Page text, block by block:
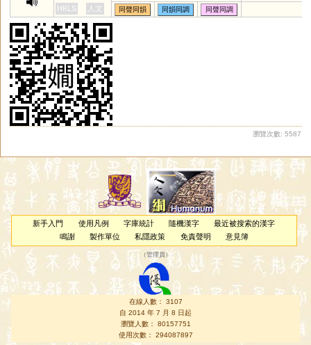
HKLS 人文 同聲同韻 同韻同調 同聲同調
瀏覽次數: 5587
新手入門 使用凡例 字庫統計 隨機漢字
最近被搜索的漢字
鳴謝
製作單位 私隱政策 免責聲明 意見簿
（管理員 ）
在線人數： 3107
自 2014 年 7 月 8 日起
瀏覽人數： 80157751
使用次數： 294087897